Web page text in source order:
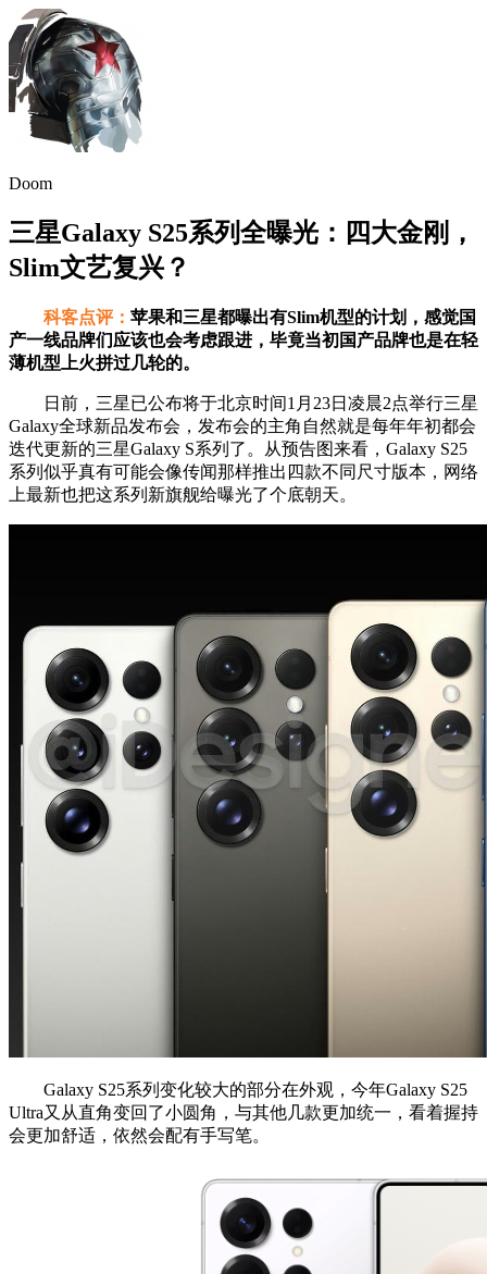
Doom
三星Galaxy S25系列全曝光：四大金刚，
Slim文艺复兴？
科客点评： 苹果和三星都曝出有Slim机型的计划，感觉国
产一线品牌们应该也会考虑跟进，毕竟当初国产品牌也是在轻
薄机型上火拼过几轮的。
日前，三星已公布将于北京时间1月23日凌晨2点举行三星
Galaxy全球新品发布会，发布会的主角自然就是每年年初都会
迭代更新的三星Galaxy S系列了。从预告图来看，Galaxy S25
系列似乎真有可能会像传闻那样推出四款不同尺寸版本，网络
上最新也把这系列新旗舰给曝光了个底朝天。
Galaxy S25系列变化较大的部分在外观，今年Galaxy S25
Ultra又从直角变回了小圆角，与其他几款更加统一，看着握持
会更加舒适，依然会配有手写笔。